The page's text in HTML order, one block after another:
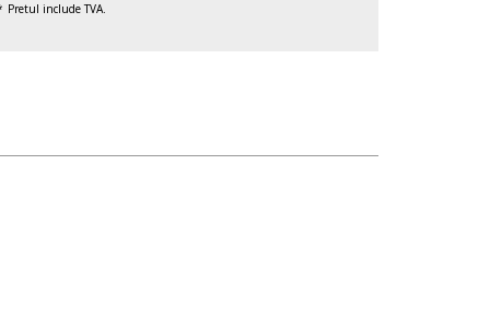
Pretul include TVA.